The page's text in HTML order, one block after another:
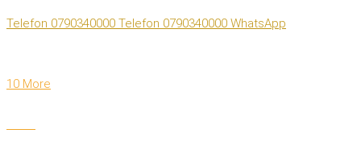
Telefon 0790340000 Telefon 0790340000 WhatsApp
10 More